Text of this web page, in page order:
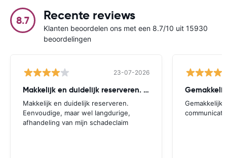
8.7 Recente reviews
Klanten beoordelen ons met een 8.7/10 uit 15930
beoordelingen
23-07-2026
Makkelijk en duidelijk reserveren. Eenvoudige
Makkelijk en duidelijk reserveren.
Eenvoudige, maar wel langdurige,
afhandeling van mijn schadeclaim